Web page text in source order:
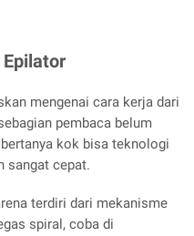
mengenai cara kerja dari
pembaca belum
kok bisa teknologi
sangat cepat.
terdiri dari mekanisme
spiral, coba di